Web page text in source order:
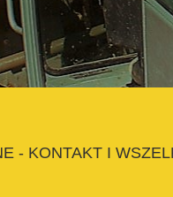
- KONTAKT I